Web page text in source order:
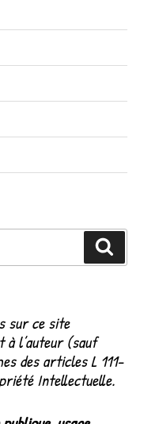
sur ce site
à l’auteur (sauf
des articles L 111-
Intellectuelle.